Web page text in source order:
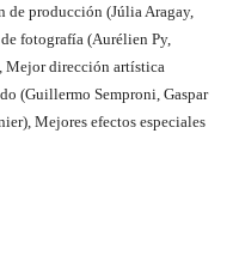
producción (Júlia Aragay,
fotografía (Aurélien Py,
Mejor dirección artística
(Guillermo Semproni, Gaspar
Mejores efectos especiales